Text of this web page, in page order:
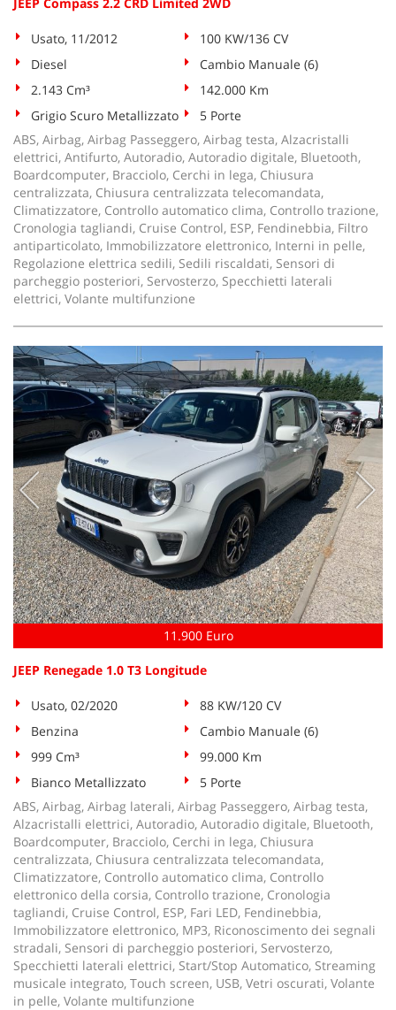
Usato, 11/2012
100 KW/136 CV
Diesel
Cambio Manuale (6)
2.143 Cm³
142.000 Km
Grigio Scuro Metallizzato
5 Porte
ABS, Airbag, Airbag Passeggero, Airbag testa, Alzacristalli
elettrici, Antifurto, Autoradio, Autoradio digitale, Bluetooth,
Boardcomputer, Bracciolo, Cerchi in lega, Chiusura
centralizzata, Chiusura centralizzata telecomandata,
Climatizzatore, Controllo automatico clima, Controllo trazione,
Cronologia tagliandi, Cruise Control, ESP, Fendinebbia, Filtro
antiparticolato, Immobilizzatore elettronico, Interni in pelle,
Regolazione elettrica sedili, Sedili riscaldati, Sensori di
parcheggio posteriori, Servosterzo, Specchietti laterali
elettrici, Volante multifunzione
11.900 Euro
JEEP Renegade 1.0 T3 Longitude
Usato, 02/2020
88 KW/120 CV
Benzina
Cambio Manuale (6)
999 Cm³
99.000 Km
Bianco Metallizzato
5 Porte
ABS, Airbag, Airbag laterali, Airbag Passeggero, Airbag testa,
Alzacristalli elettrici, Autoradio, Autoradio digitale, Bluetooth,
Boardcomputer, Bracciolo, Cerchi in lega, Chiusura
centralizzata, Chiusura centralizzata telecomandata,
Climatizzatore, Controllo automatico clima, Controllo
elettronico della corsia, Controllo trazione, Cronologia
tagliandi, Cruise Control, ESP, Fari LED, Fendinebbia,
Immobilizzatore elettronico, MP3, Riconoscimento dei segnali
stradali, Sensori di parcheggio posteriori, Servosterzo,
Specchietti laterali elettrici, Start/Stop Automatico, Streaming
musicale integrato, Touch screen, USB, Vetri oscurati, Volante
in pelle, Volante multifunzione